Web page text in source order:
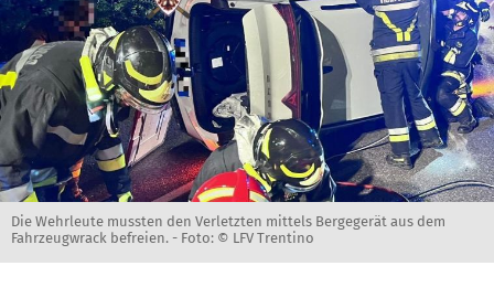
Die Wehrleute mussten den Verletzten mittels Bergegerät aus dem
Fahrzeugwrack befreien. - Foto: © LFV Trentino